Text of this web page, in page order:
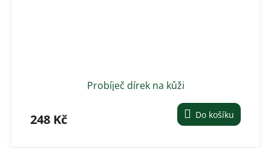
Probíječ dírek na kůži
248 Kč Do košíku